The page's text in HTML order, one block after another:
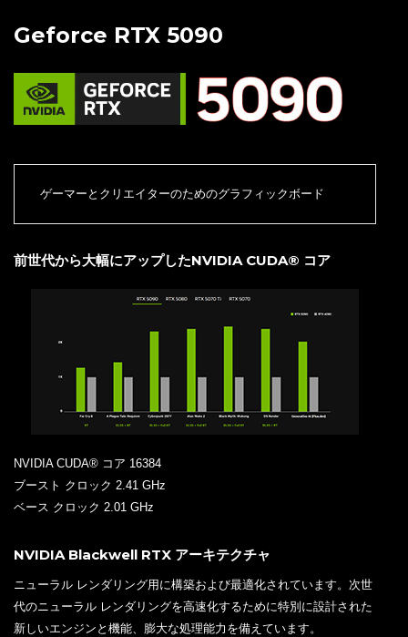
Geforce RTX 5090
ゲーマーとクリエイターのためのグラフィックボード
前世代から大幅にアップしたNVIDIA CUDA® コア
NVIDIA CUDA® コア 16384
ブースト クロック 2.41 GHz
ベース クロック 2.01 GHz
NVIDIA Blackwell RTX アーキテクチャ
ニューラル レンダリング用に構築および最適化されています。次世
代のニューラル レンダリングを高速化するために特別に設計された
新しいエンジンと機能、膨大な処理能力を備えています。